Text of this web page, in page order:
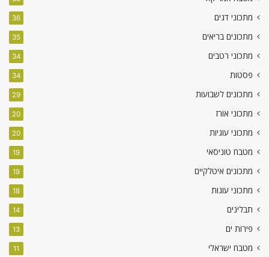
מתכוני דגים 36
מתכונים בריאים 35
מתכוני רטבים 34
פסטות 34
מתכונים לשבועות 29
מתכוני אורז 20
מתכוני עוגיות 20
מטבח טוניסאי 19
מתכונים איטלקיים 19
מתכוני עוגות 18
תבלינים 14
פירות ים 13
מטבח ישראלי 11